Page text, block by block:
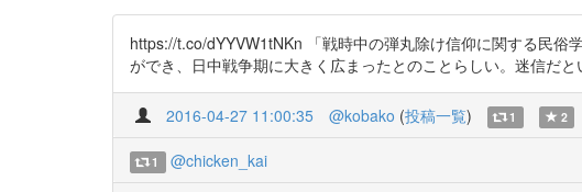
https://t.co/dYYVW1tNKn 「戦時中の弾丸除け信仰に関する民
ができ、日中戦争期に大きく広まったとのことらしい。迷信だと
2016-04-27 11:00:35 @kobako (投稿一覧) 1 2
1 @chicken_kai